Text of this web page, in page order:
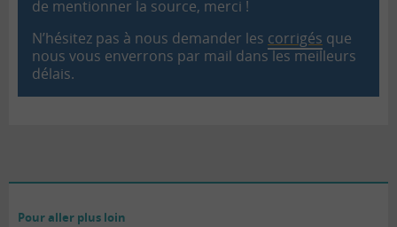
de mentionner la source, merci !
N’hésitez pas à nous demander les corrigés que
nous vous enverrons par mail dans les meilleurs
délais.
Pour aller plus loin